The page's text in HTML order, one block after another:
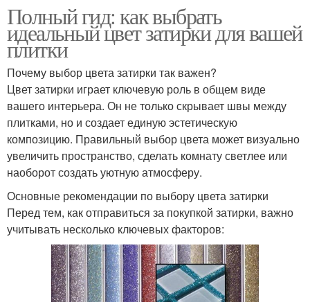
Полный гид: как выбрать
идеальный цвет затирки для вашей
плитки
Почему выбор цвета затирки так важен?
Цвет затирки играет ключевую роль в общем виде
вашего интерьера. Он не только скрывает швы между
плитками, но и создает единую эстетическую
композицию. Правильный выбор цвета может визуально
увеличить пространство, сделать комнату светлее или
наоборот создать уютную атмосферу.
Основные рекомендации по выбору цвета затирки
Перед тем, как отправиться за покупкой затирки, важно
учитывать несколько ключевых факторов: